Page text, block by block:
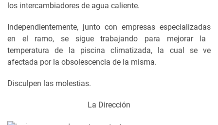
los intercambiadores de agua caliente.
Independientemente, junto con empresas especializadas
en el ramo,se siguetrabajando para mejorar la
temperatura de la piscina climatizada, la cual se ve
afectada por la obsolescencia de la misma.
Disculpen las molestias.
La Dirección